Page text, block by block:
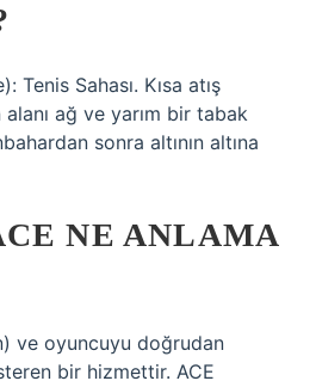
Tenis Sahası. Kısa atış
ağ ve yarım bir tabak
sonra altının altına
NE ANLAMA
ve oyuncuyu doğrudan
bir hizmettir. ACE